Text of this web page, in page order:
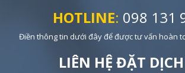
HOTLINE: 098 131
Điền thông tin dưới đây để được tư vấn hoàn
LIÊN HỆ ĐẶT